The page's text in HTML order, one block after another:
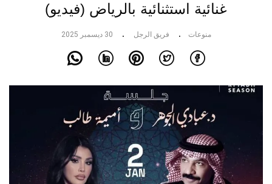
غنائية استثنائية بالرياض (فيديو)
منوعات فريق الرجل 30 ديسمبر 2025